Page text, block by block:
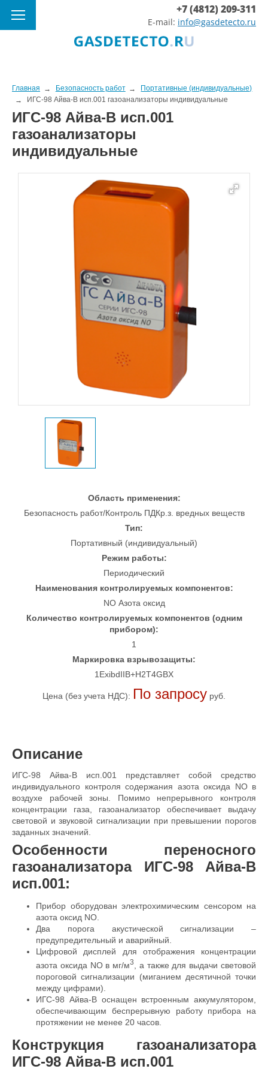
+7 (4812) 209-311
E-mail: info@gasdetecto.ru
Главная Безопасность работ
Портативные (индивидуальные)
ИГС-98 Айва-В исп.001 газоанализаторы индивидуальные
ИГС-98 Айва-В исп.001
газоанализаторы
индивидуальные
Область применения:
Безопасность работ/Контроль ПДКр.з. вредных веществ
Тип:
Портативный (индивидуальный)
Режим работы:
Периодический
Наименования контролируемых компонентов:
NO Азота оксид
Количество контролируемых компонентов (одним
прибором):
1
Маркировка взрывозащиты:
1ExibdIIB+H2T4GBX
Цена (без учета НДС): По запросу руб.
Описание
ИГС-98 Айва-В исп.001 представляет собой средство
индивидуального контроля содержания азота оксида NO в
воздухе рабочей зоны. Помимо непрерывного контроля
концентрации газа, газоанализатор обеспечивает выдачу
световой и звуковой сигнализации при превышении порогов
заданных значений.
Особенности переносного
газоанализатора ИГС-98 Айва-В
исп.001:
Прибор оборудован электрохимическим сенсором на
азота оксид NO.
Два порога акустической сигнализации –
предупредительный и аварийный.
Цифровой дисплей для отображения концентрации
азота оксида NO в мг/м3
, а также для выдачи световой
пороговой сигнализации (миганием десятичной точки
между цифрами).
ИГС-98 Айва-В оснащен встроенным аккумулятором,
обеспечивающим беспрерывную работу прибора на
протяжении не менее 20 часов.
Конструкция газоанализатора
ИГС-98 Айва-В исп.001